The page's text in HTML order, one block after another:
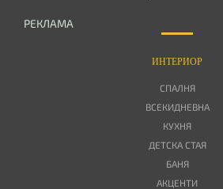
РЕКЛАМА
ИНТЕРИОР
СПАЛНЯ
ВСЕКИДНЕВНА
КУХНЯ
ДЕТСКА СТАЯ
БАНЯ
АКЦЕНТИ